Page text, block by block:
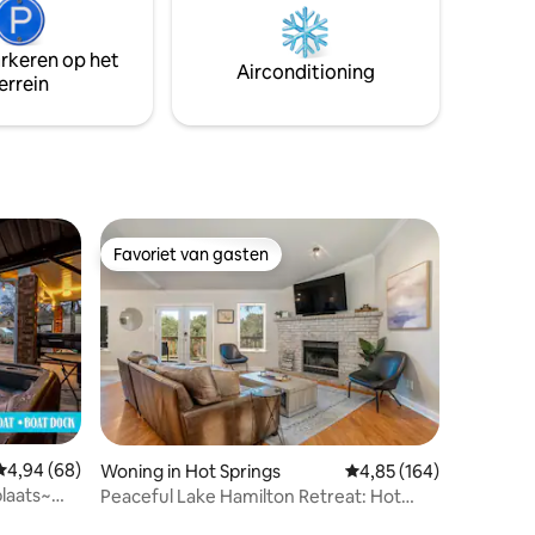
met
beschikt over alle gemakken van thuis.
Vergeet niet om Hot Springs National
Park te verkennen of probeer je geluk bij
Oaklawn Racing Casino Resort!
op het
Airconditioning
beoordeling van 4,94 op 5, 68 recensies
4,94 (68)
Favoriet van gasten
Favoriet van gasten
Woning in Hot Springs Gemiddelde
4,85 (164)
Peaceful Lake Hamilton Retreat: Hot